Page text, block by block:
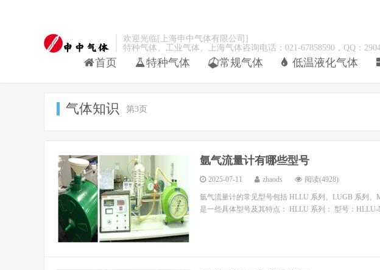
欢迎光临[上海申中气体有限公司]
特种气体、工业气体、上海气体咨询电话：021-67858590，QQ：
首页 特种气体 常规气体 低温液化气体
气体知识 第3页
氩气流量计有哪些型号
2025-07-11 zhaods 阅读(4928)
氩气流量计的常见型号包括 HLLU 系列、LUGB 系列、
是一些具体型号及其特点： HLLU 系列： 型号：